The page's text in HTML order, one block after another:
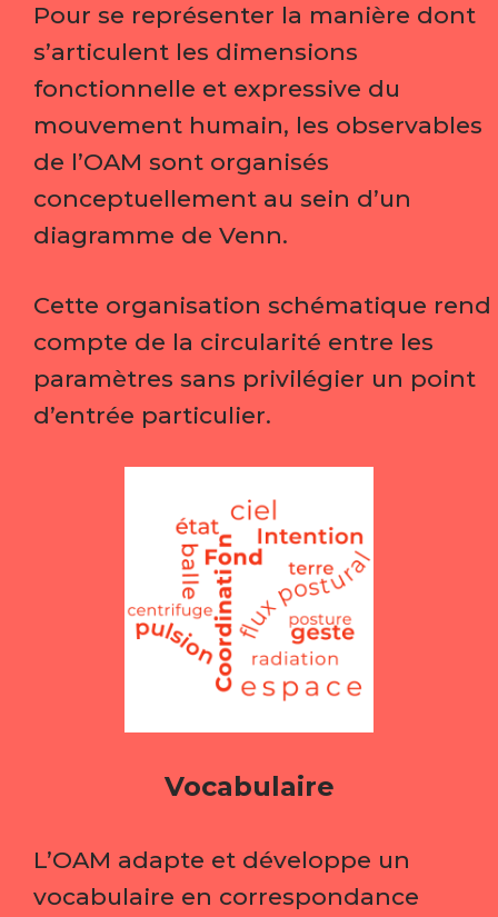
Pour se représenter la manière dont
s’articulent les dimensions
fonctionnelle et expressive du
mouvement humain, les observables
de l’OAM sont organisés
conceptuellement au sein d’un
diagramme de Venn.
Cette organisation schématique rend
compte de la circularité entre les
paramètres sans privilégier un point
d’entrée particulier.
Vocabulaire
L’OAM adapte et développe un
vocabulaire en correspondance